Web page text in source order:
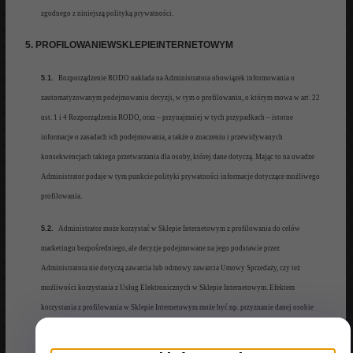
zgodnego z niniejszą polityką prywatności .
5. PROFILOWANIEWSKLEPIEINTERNETOWYM
5.1. Rozporządzenie RODO nakłada na Administratora obowiązek informowania o
zautomatyzowanym podejmowaniu decyzji, w tym o profilowaniu, o którym mowa w art. 22
ust. 1 i 4 Rozporządzenia RODO, oraz – przynajmniej w tych przypadkach – istotne
informacje o zasadach ich podejmowania, a także o znaczeniu i przewidywanych
konsekwencjach takiego przetwarzania dla osoby, której dane dotyczą. Mając to na uwadze
Administrator podaje w tym punkcie polityki prywatności informacje dotyczące możliwego
profilowania.
5.2. Administrator może korzystać w Sklepie Internetowym z profilowania do celów
marketingu bezpośredniego, ale decyzje podejmowane na jego podstawie przez
Administratora nie dotyczą zawarcia lub odmowy zawarcia Umowy Sprzedaży, czy też
możliwości korzystania z Usług Elektronicznych w Sklepie Internetowym. Efektem
korzystania z profilowania w Sklepie Internetowym może być np. przyznanie danej osobie
przesłanie propozycji Produktu, który może odpowiadać zainteresowaniom lub